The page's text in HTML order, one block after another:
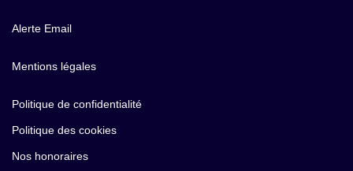
Alerte Email
Mentions légales
Politique de confidentialité
Politique des cookies
Nos honoraires